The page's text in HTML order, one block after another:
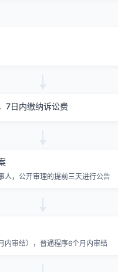
7日内缴纳诉讼费
人，公开审理的提前三天进行公告
内审结），普通程序6个月内审结